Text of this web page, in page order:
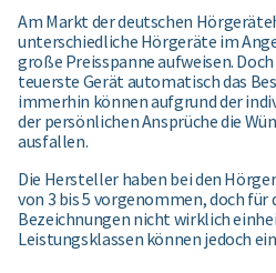
Am Markt der deutschen
unterschiedliche Hörgeräte im
große Preisspanne aufweisen.
teuerste Gerät automatisch das
immerhin können aufgrund der
der persönlichen Ansprüche die
ausfallen.
Die Hersteller haben bei den
von 3 bis 5 vorgenommen, doch für
Bezeichnungen nicht wirklich
Leistungsklassen können jedoch